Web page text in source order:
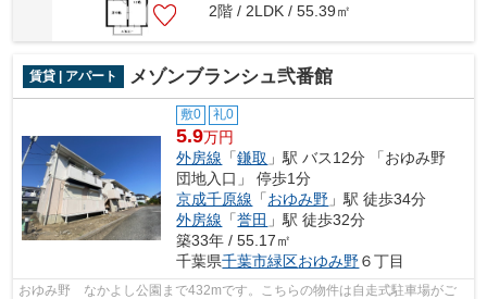
2階 / 2LDK / 55.39㎡
賃貸 | アパート メゾンブランシュ弐番館
敷0 礼0
5.9万円
外房線 「鎌取 」駅 バス12分 「おゆみ野
団地入口」 停歩1分
京成千原線 「おゆみ野 」駅 徒歩34分
外房線 「誉田 」駅 徒歩32分
築33年 / 55.17㎡
千葉県千葉市緑区おゆみ野６丁目
おゆみ野 なかよし公園まで432mです。こちらの物件は自走式駐車場がご